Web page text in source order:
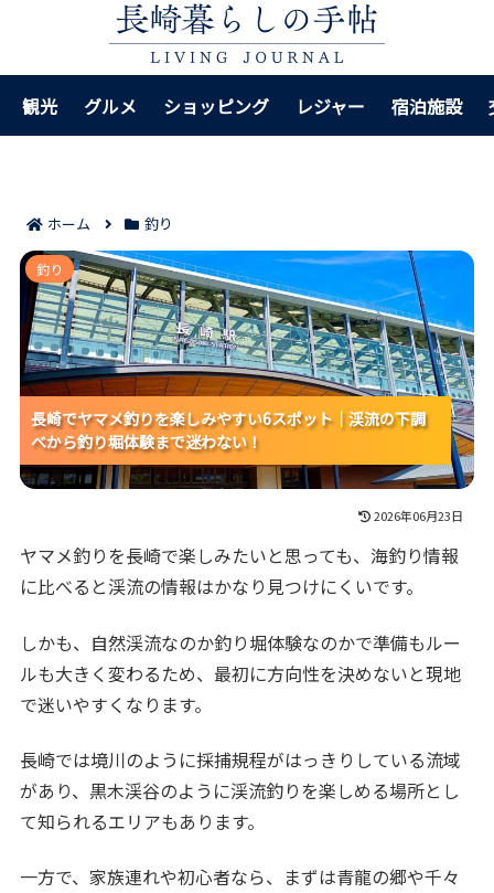
観光 グルメ ショッピング レジャー 宿泊施設
ホーム 釣り
長崎でヤマメ釣りを楽しみやすい6スポット｜渓流の下
調べから釣り堀体験まで迷わない！
長崎でヤマメ釣りを楽しみやすい6スポット｜渓流の下調
べから釣り堀体験まで迷わない！
長崎でヤマメ釣りを楽しみやすい6スポット｜渓流の下調
べから釣り堀体験まで迷わない！
長崎でヤマメ釣りを楽しみやすい6スポット｜渓流の下調
べから釣り堀体験まで迷わない！
釣り
2026年06月23日
ヤマメ釣りを長崎で楽しみたいと思っても、海釣り情報
に比べると渓流の情報はかなり見つけにくいです。
しかも、自然渓流なのか釣り堀体験なのかで準備もルー
ルも大きく変わるため、最初に方向性を決めないと現地
で迷いやすくなります。
長崎では境川のように採捕規程がはっきりしている流域
があり、黒木渓谷のように渓流釣りを楽しめる場所とし
て知られるエリアもあります。
一方で、家族連れや初心者なら、まずは青龍の郷や千々